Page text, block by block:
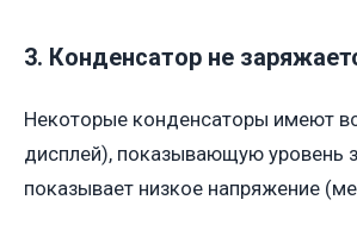
3. Конденсатор не
Некоторые конденсаторы имеют
дисплей), показывающую уровень
показывает низкое напряжение